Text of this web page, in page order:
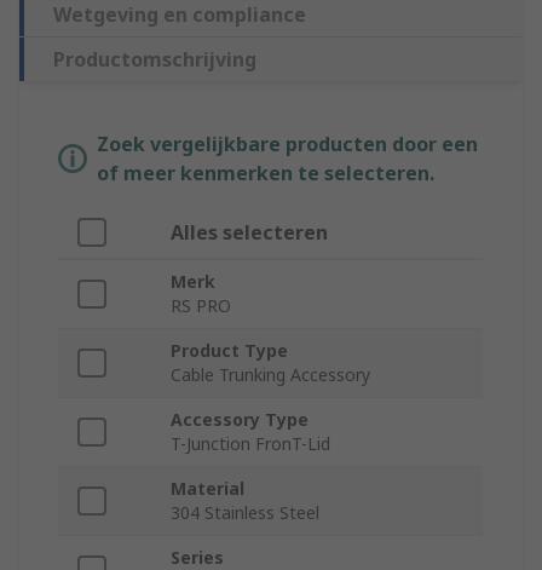
Wetgeving en compliance
Productomschrijving
Zoek vergelijkbare producten door een
of meer kenmerken te selecteren.
Alles selecteren
Merk
RS PRO
Product Type
Cable Trunking Accessory
Accessory Type
T-Junction FronT-Lid
Material
304 Stainless Steel
Series